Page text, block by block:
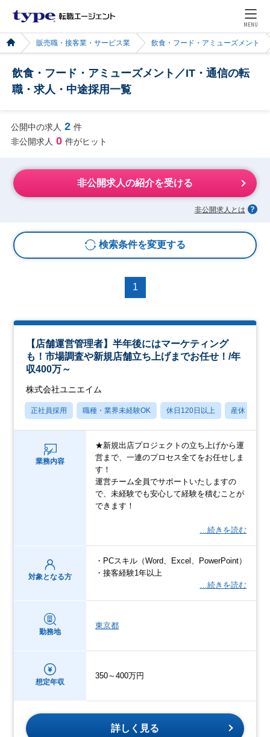
MENU
販売職・接客業・サービス業 飲食・フード・アミューズメント
飲食・フード・アミューズメント／IT・通信の転
職・求人・中途採用一覧
公開中の求人 2 件
非公開求人 0 件がヒット
非公開求人の紹介を受ける
非公開求人とは
検索条件を変更する
1
【店舗運営管理者】半年後にはマーケティング
も！市場調査や新規店舗立ち上げまでお任せ！/年
収400万～
株式会社ユニエイム
正社員採用 職種・業界未経験OK 休日120日以上 産休・育休
業務内容
★新規出店プロジェクトの立ち上げから運
営まで、一連のプロセス全てをお任せしま
す！
運営チーム全員でサポートいたしますの
で、未経験でも安心して経験を積むことが
できます！
…続きを読む
対象となる方
・PCスキル（Word、Excel、PowerPoint）
・接客経験1年以上
…続きを読む
勤務地
東京都
想定年収
350～400万円
詳しく見る